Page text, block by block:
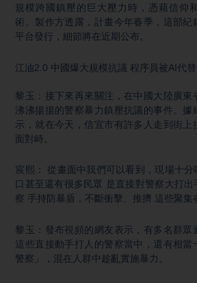
規模跨國鎮壓的巨大壓力時，憑藉信仰
術。製作方透露，計畫今年春季，這部紀
平台發行，細節將在近期公布。
江油2.0 中國爆大規模抗議 程序員被AI代替
黎玉：接下來再來關注，在中國大陸廣東
沸沸揚揚的警察暴力鎮壓抗議的事件。據
示，就在今天，信宜市有許多人走到街上
面對峙。
宸熙： 從畫面中我們可以看到，現場十分
口甚至還有很多民眾 是直接對警察大打
察 手持防暴盾，不斷衝擊、推擠 這些聚集
黎玉：發布視頻的網友表示，有多名群眾
這些直接動手打人的警察當中，還有相當
警察」，混在人群中趁亂實施暴力。